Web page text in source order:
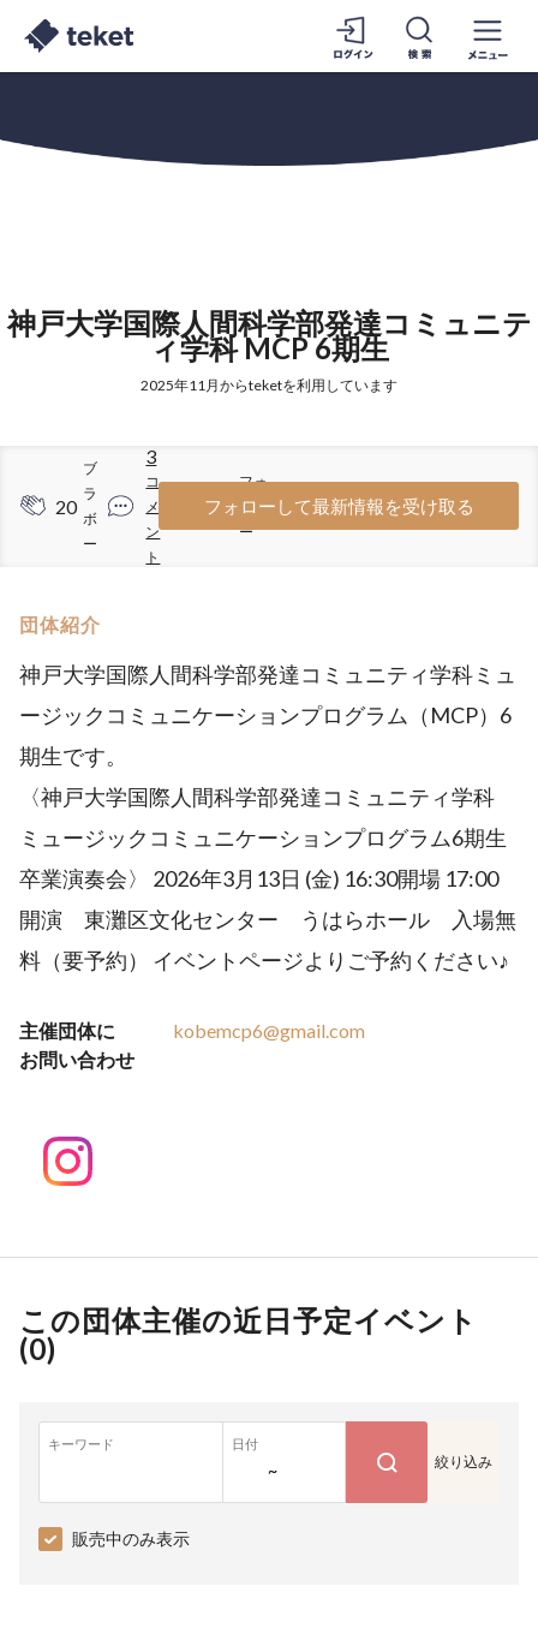
神戸大学国際人間科学部発達コミュニテ
ィ学科 MCP 6期生
2025年11月からteketを利用しています
20
ブ
ラ
ボ
ー
3
コ
メ
ン
ト
79
フォ
ロワ
ー
フォローして最新情報を受け取る
団体紹介
神戸大学国際人間科学部発達コミュニティ学科ミュ
ージックコミュニケーションプログラム（MCP）6
期生です。
〈神戸大学国際人間科学部発達コミュニティ学科
ミュージックコミュニケーションプログラム6期生
卒業演奏会〉 2026年3月13日 (金) 16:30開場 17:00
開演 東灘区文化センター うはらホール 入場無
料（要予約） イベントページよりご予約ください♪
主催団体に
お問い合わせ
kobemcp6@gmail.com
この団体主催の近日予定イベント
(0)
キーワード 日付
~ 絞り込み
販売中のみ表示